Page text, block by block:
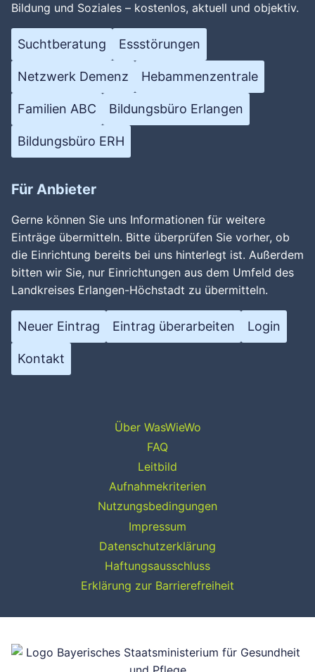
Bildung und Soziales – kostenlos, aktuell und objektiv.
Suchtberatung Essstörungen
Netzwerk Demenz Hebammenzentrale
Familien ABC Bildungsbüro Erlangen
Bildungsbüro ERH
Für Anbieter
Gerne können Sie uns Informationen für weitere
Einträge übermitteln. Bitte überprüfen Sie vorher, ob
die Einrichtung bereits bei uns hinterlegt ist. Außerdem
bitten wir Sie, nur Einrichtungen aus dem Umfeld des
Landkreises Erlangen-Höchstadt zu übermitteln.
Neuer Eintrag Eintrag überarbeiten Login
Kontakt
Über WasWieWo
FAQ
Leitbild
Aufnahmekriterien
Nutzungsbedingungen
Impressum
Datenschutzerklärung
Haftungsausschluss
Erklärung zur Barrierefreiheit